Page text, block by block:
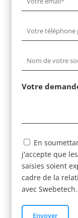
Votre
En
j'accepte que
saisies soient
cadre de la
avec Swebetech.
Envoyer